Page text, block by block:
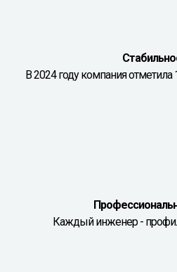
В 2024 году компания
Каждый инженер -